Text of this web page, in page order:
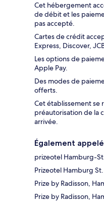
Cet hébergement
de débit et les
pas accepté.
Cartes de crédit
Express, Discover,
Les options de
Apple Pay.
Des modes de
offerts.
Cet établissement se
préautorisation de la
arrivée.
Également appelé
prizeotel Hamburg-
Prizeotel Hamburg
Prize by Radisson,
Prize by Radisson,